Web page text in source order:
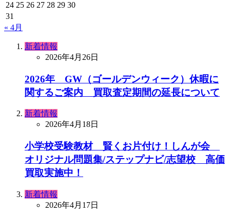
24 25 26 27 28 29 30
31
« 4月
新着情報
2026年4月26日
2026年 GW（ゴールデンウィーク）休暇に
関するご案内 買取査定期間の延長について
新着情報
2026年4月18日
小学校受験教材 賢くお片付け！しんが会
オリジナル問題集/ステップナビ/志望校 高価
買取実施中！
新着情報
2026年4月17日